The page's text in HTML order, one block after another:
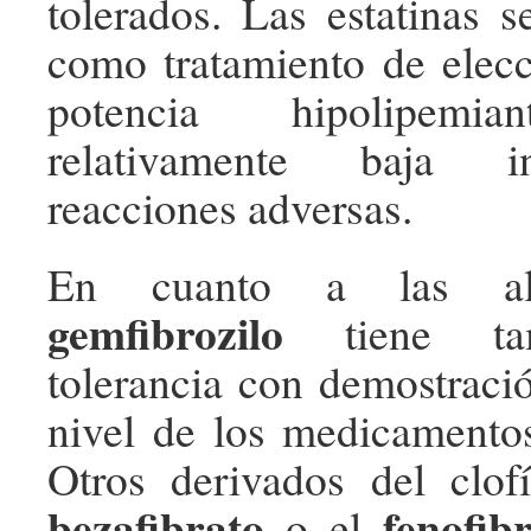
tolerados. Las estatinas
como tratamiento de
potencia
relativamente baja
reacciones adversas.
En cuanto a las
gemfibrozilo tiene
tolerancia con
nivel de los
Otros derivados del